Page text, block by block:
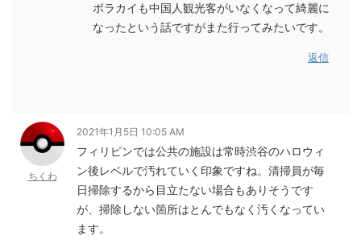
ボラカイも中国人観光客がいなくなって綺麗に
なったという話ですがまた行ってみたいです。
返信
ちくわ
2021年1月5日 10:05 AM
フィリピンでは公共の施設は常時渋谷のハロウィ
ン後レベルで汚れていく印象ですね。清掃員が毎
日掃除するから目立たない場合もありそうです
が、掃除しない箇所はとんでもなく汚くなってい
ます。